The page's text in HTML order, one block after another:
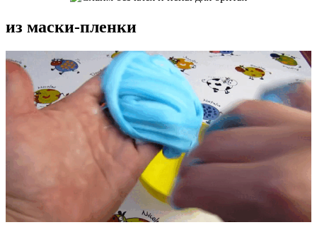
из маски-пленки